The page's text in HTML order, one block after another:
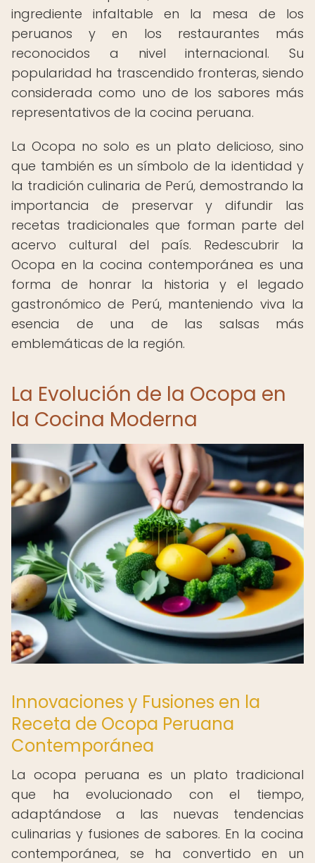
ingrediente infaltable en la mesa de los
peruanos y en los restaurantes más
reconocidos a nivel internacional. Su
popularidad ha trascendido fronteras, siendo
considerada como uno de los sabores más
representativos de la cocina peruana.
La Ocopa no solo es un plato delicioso, sino
que también es un símbolo de la identidad y
la tradición culinaria de Perú, demostrando la
importancia de preservar y difundir las
recetas tradicionales que forman parte del
acervo cultural del país. Redescubrir la
Ocopa en la cocina contemporánea es una
forma de honrar la historia y el legado
gastronómico de Perú, manteniendo viva la
esencia de una de las salsas más
emblemáticas de la región.
La Evolución de la Ocopa en
la Cocina Moderna
Innovaciones y Fusiones en la
Receta de Ocopa Peruana
Contemporánea
La ocopa peruana es un plato tradicional
que ha evolucionado con el tiempo,
adaptándose a las nuevas tendencias
culinarias y fusiones de sabores. En la cocina
contemporánea, se ha convertido en un